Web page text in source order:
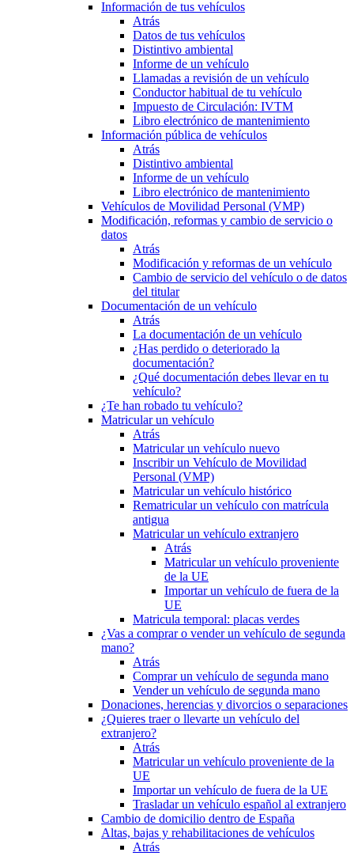
Información de tus vehículos
Atrás
Datos de tus vehículos
Distintivo ambiental
Informe de un vehículo
Llamadas a revisión de un vehículo
Conductor habitual de tu vehículo
Impuesto de Circulación: IVTM
Libro electrónico de mantenimiento
Información pública de vehículos
Atrás
Distintivo ambiental
Informe de un vehículo
Libro electrónico de mantenimiento
Vehículos de Movilidad Personal (VMP)
Modificación, reformas y cambio de servicio o
datos
Atrás
Modificación y reformas de un vehículo
Cambio de servicio del vehículo o de datos
del titular
Documentación de un vehículo
Atrás
La documentación de un vehículo
¿Has perdido o deteriorado la
documentación?
¿Qué documentación debes llevar en tu
vehículo?
¿Te han robado tu vehículo?
Matricular un vehículo
Atrás
Matricular un vehículo nuevo
Inscribir un Vehículo de Movilidad
Personal (VMP)
Matricular un vehículo histórico
Rematricular un vehículo con matrícula
antigua
Matricular un vehículo extranjero
Atrás
Matricular un vehículo proveniente
de la UE
Importar un vehículo de fuera de la
UE
Matricula temporal: placas verdes
¿Vas a comprar o vender un vehículo de segunda
mano?
Atrás
Comprar un vehículo de segunda mano
Vender un vehículo de segunda mano
Donaciones, herencias y divorcios o separaciones
¿Quieres traer o llevarte un vehículo del
extranjero?
Atrás
Matricular un vehículo proveniente de la
UE
Importar un vehículo de fuera de la UE
Trasladar un vehículo español al extranjero
Cambio de domicilio dentro de España
Altas, bajas y rehabilitaciones de vehículos
Atrás